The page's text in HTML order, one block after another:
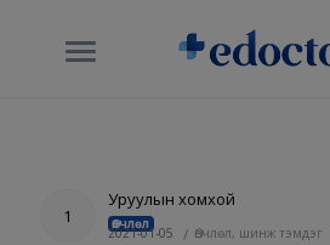
1
Уруулын хомхой
Өвчлөл
2021-01-05 / Өвчлөл, шинж тэмдэг